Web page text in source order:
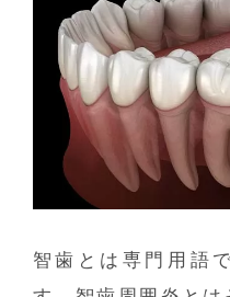
智歯とは専門用語